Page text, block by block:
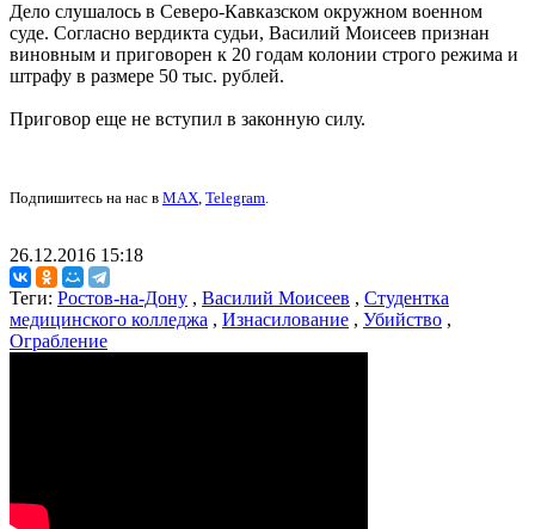
Дело слушалось в Северо-Кавказском окружном военном
суде. Согласно вердикта судьи, Василий Моисеев признан
виновным и приговорен к 20 годам колонии строго режима и
штрафу в размере 50 тыс. рублей.
Приговор еще не вступил в законную силу.
Подпишитесь на нас в MAX, Telegram.
26.12.2016 15:18
Теги: Ростов-на-Дону , Василий Моисеев , Студентка
медицинского колледжа , Изнасилование , Убийство ,
Ограбление